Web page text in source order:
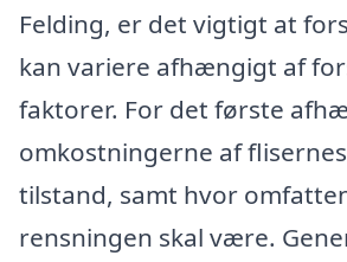
Felding, er det vigtigt at
kan variere afhængigt af
faktorer. For det første
omkostningerne af
tilstand, samt hvor
rensningen skal være.